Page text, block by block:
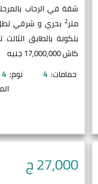
شقة في الرحاب
متر2
بلكونة بالطابق
كاش 17,000,000 جنيه
حمامات: 4 نوم: 4
27,000ج